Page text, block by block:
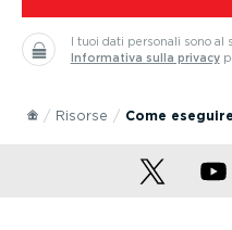
I tuoi dati personali sono al
Informativa sulla privacy
Risorse Come